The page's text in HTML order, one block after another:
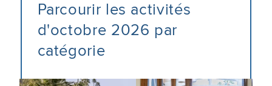
Parcourir les activités
d'octobre 2026 par
catégorie